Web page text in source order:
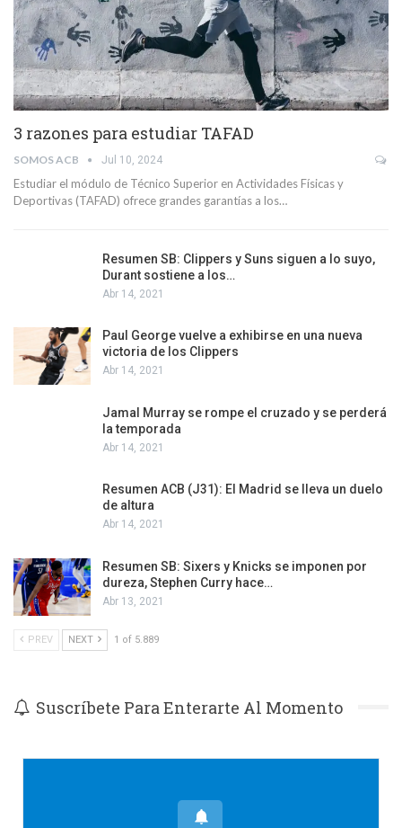
3 razones para estudiar TAFAD
SOMOS ACB Jul 10, 2024
Estudiar el módulo de Técnico Superior en Actividades Físicas y
Deportivas (TAFAD) ofrece grandes garantías a los…
Resumen SB: Clippers y Suns siguen a lo suyo,
Durant sostiene a los…
Abr 14, 2021
Paul George vuelve a exhibirse en una nueva
victoria de los Clippers
Abr 14, 2021
Jamal Murray se rompe el cruzado y se perderá
la temporada
Abr 14, 2021
Resumen ACB (J31): El Madrid se lleva un duelo
de altura
Abr 14, 2021
Resumen SB: Sixers y Knicks se imponen por
dureza, Stephen Curry hace…
Abr 13, 2021
PREV NEXT 1 of 5.889
Suscríbete Para Enterarte Al Momento